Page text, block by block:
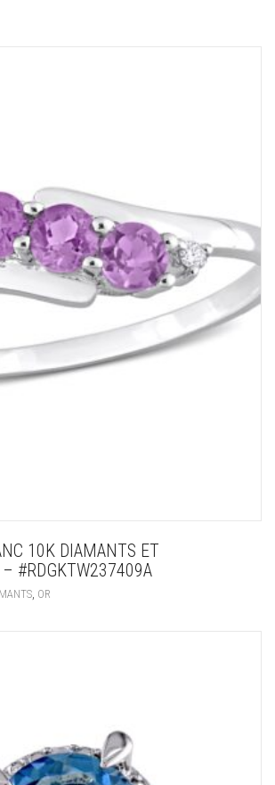
10K DIAMANTS ET
#RDGKTW237409A
OR